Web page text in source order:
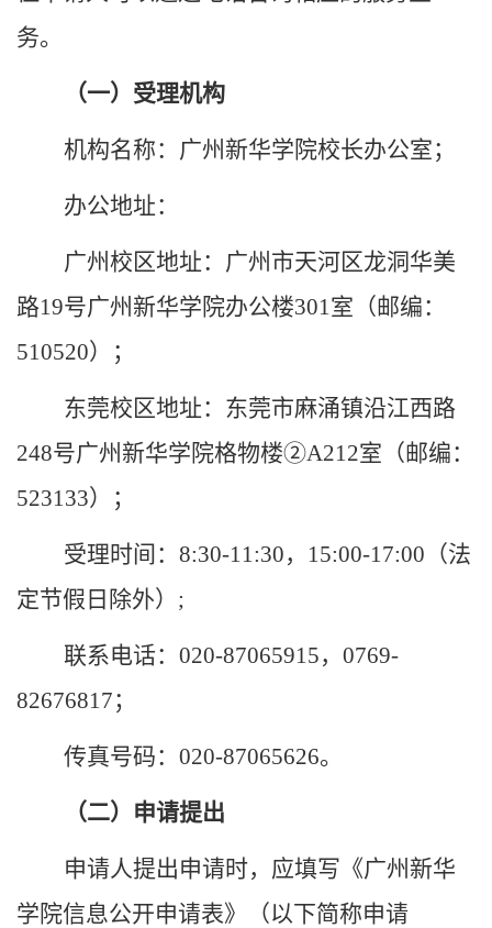
务。
（一）受理机构
机构名称： 广州 新华学院校长办公室；
办公地址：
广州校区地址： 广州市天河区龙洞华美
路19号广州新华学院办公楼301室 （邮编：
510520）
；
东莞校区地址： 东莞市麻涌镇沿江西路
248号广州新华学院格物楼②A212室 （邮编：
523133）
；
受理时间： 8:30-11:30，15:00-17:00（法
定节假日除外） ;
联系电话： 020-87065915， 0769-
82676817；
传真号码： 020-87065626。
（二）申请提出
申请人提出申请时，应填写《广州 新华
学院信息公开申请表》（以下简称申请